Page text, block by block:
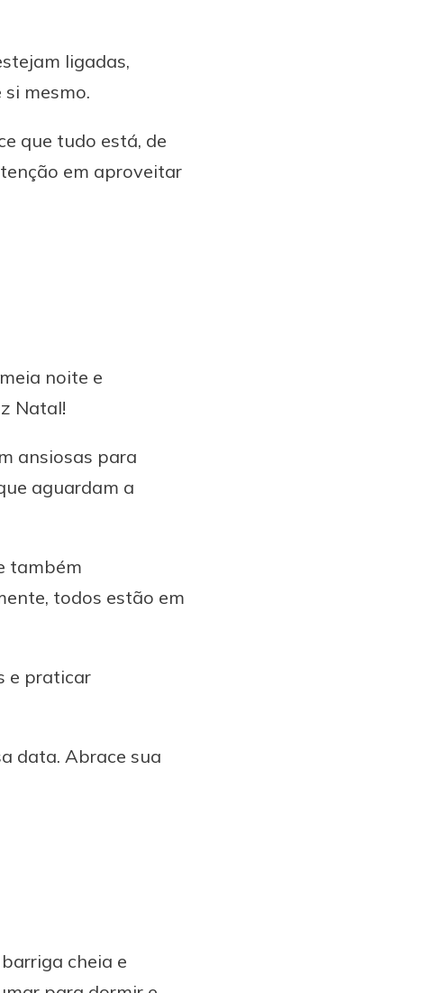
ligadas,
mesmo.
que tudo está, de
em aproveitar
noite e
Natal!
ansiosas para
aguardam a
também
todos estão em
e praticar
data. Abrace sua
cheia e